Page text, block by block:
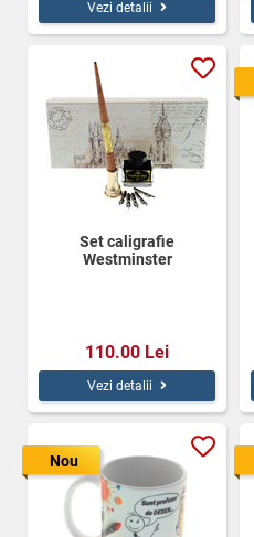
Vezi detalii
Set caligrafie
Westminster
110.00 Lei
Vezi detalii
Nou